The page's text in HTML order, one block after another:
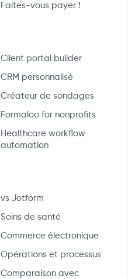
Faites-vous payer !
Client portal builder
CRM personnalisé
Créateur de sondages
Formaloo for nonprofits
Healthcare workflow
automation
vs Jotform
Soins de santé
Commerce électronique
Opérations et processus
Comparaison avec